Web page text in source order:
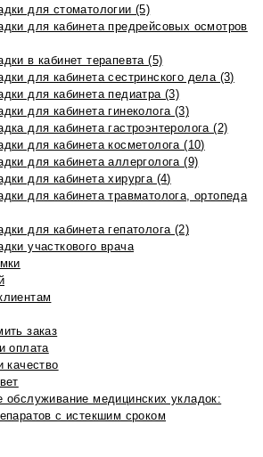
для стоматологии (5)
для кабинета предрейсовых осмотров
в кабинет терапевта (5)
для кабинета сестринского дела (3)
для кабинета педиатра (3)
для кабинета гинеколога (3)
для кабинета гастроэнтеролога (2)
для кабинета косметолога (10)
для кабинета аллерголога (9)
для кабинета хирурга (4)
для кабинета травматолога, ортопеда
для кабинета гепатолога (2)
участкового врача
заказ
оплата
качество
обслуживание медицинских укладок:
с истекшим сроком